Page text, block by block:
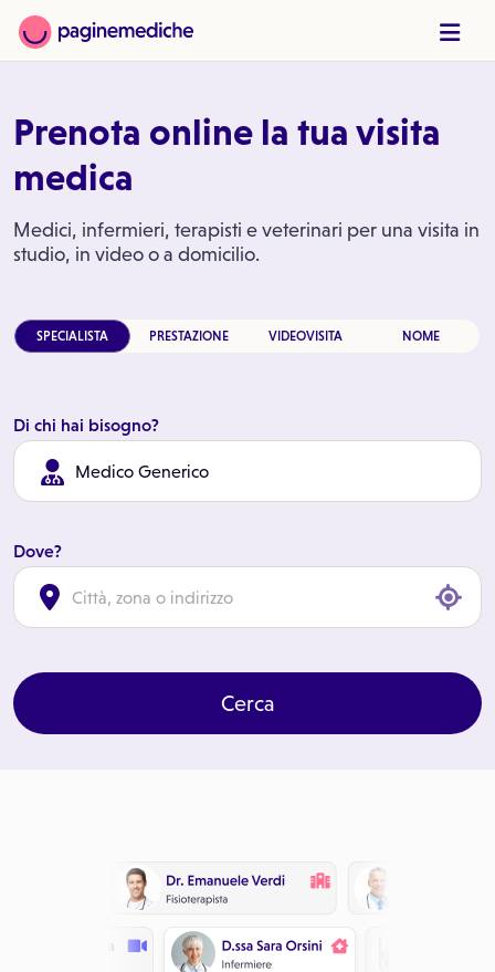
Prenota online la tua visita
medica
Medici, infermieri, terapisti e veterinari per una visita in
studio, in video o a domicilio.
SPECIALISTA PRESTAZIONE VIDEOVISITA NOME
Di chi hai bisogno?
Dove?
Cerca